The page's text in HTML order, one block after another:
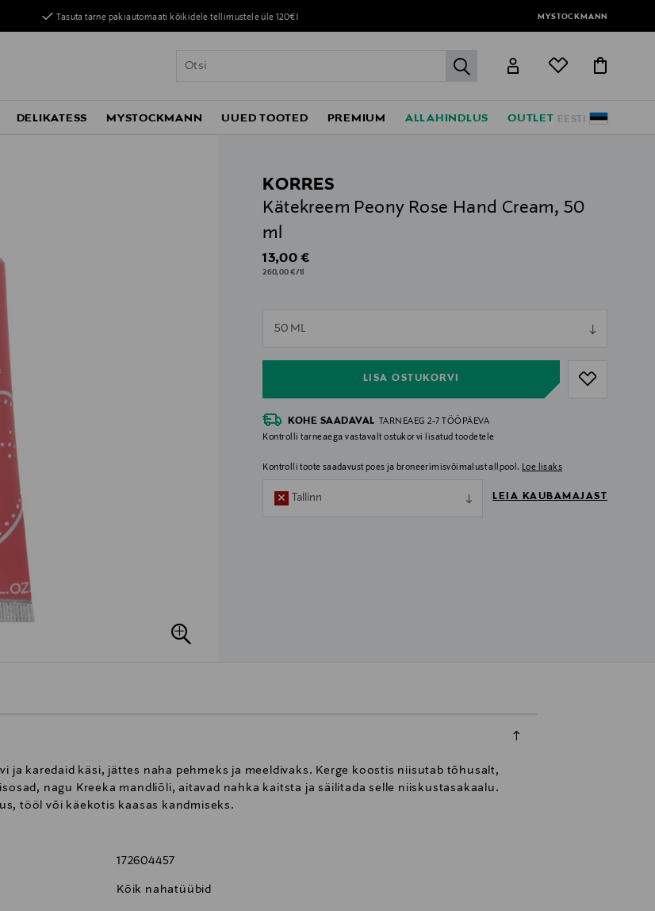
Tasuta tarne pakiautomaati kõikidele tellimustele üle 120€! MYSTOCKMANN
label.header.go
EESTI
DELIKATESS MYSTOCKMANN UUED TOOTED PREMIUM ALLAHINDLUS OUTLET
KORRES
Kätekreem Peony Rose Hand Cream, 50
ml
Original Price
13,00 €
260,00 €/1l
50 ML
LISA OSTUKORVI
null
KOHE SAADAVAL TARNEAEG 2-7 TÖÖPÄEVA
Kontrolli tarneaega vastavalt ostukorvi lisatud toodetele
Kontrolli toote saadavust poes ja broneerimisvõimalust allpool. Loe lisaks
Tallinn LEIA KAUBAMAJAST
ja karedaid käsi, jättes naha pehmeks ja meeldivaks. Kerge koostis niisutab tõhusalt,
nagu Kreeka mandliõli, aitavad nahka kaitsta ja säilitada selle niiskustasakaalu.
tööl või käekotis kaasas kandmiseks.
172604457
Kõik nahatüübid